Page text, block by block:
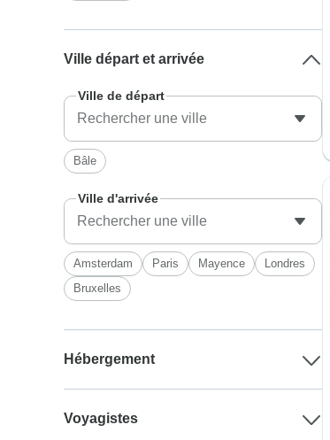
Ville départ et arrivée
Ville de départ
Bâle
Ville d'arrivée
Amsterdam Paris Mayence
Londres
Bruxelles
Hébergement
Voyagistes